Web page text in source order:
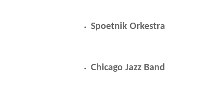
Spoetnik Orkestra
Chicago Jazz Band